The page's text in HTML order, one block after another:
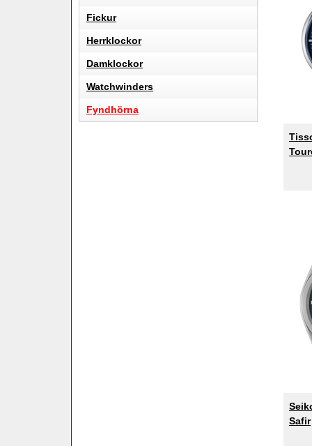
Fickur
Herrklockor
Damklockor
Watchwinders
Fyndhörna
Safir